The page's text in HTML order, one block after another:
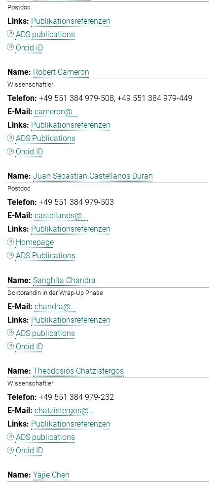
Postdoc
Publikationsreferenzen
ADS publications
Orcid iD
Robert Cameron
Wissenschaftler
+49 551 384 979-508 +49 551 384 979-449
cameron@...
Publikationsreferenzen
ADS Publications
Orcid ID
Juan Sebastian Castellanos Duran
Postdoc
+49 551 384 979-503
castellanos@...
Publikationsreferenzen
Homepage
ADS Publications
Sanghita Chandra
Doktorandin in der Wrap-Up Phase
chandra@...
Publikationsreferenzen
ADS publications
Orcid ID
Theodosios Chatzistergos
Wissenschaftler
+49 551 384 979-232
chatzistergos@...
Publikationsreferenzen
ADS publications
Orcid ID
Yajie Chen